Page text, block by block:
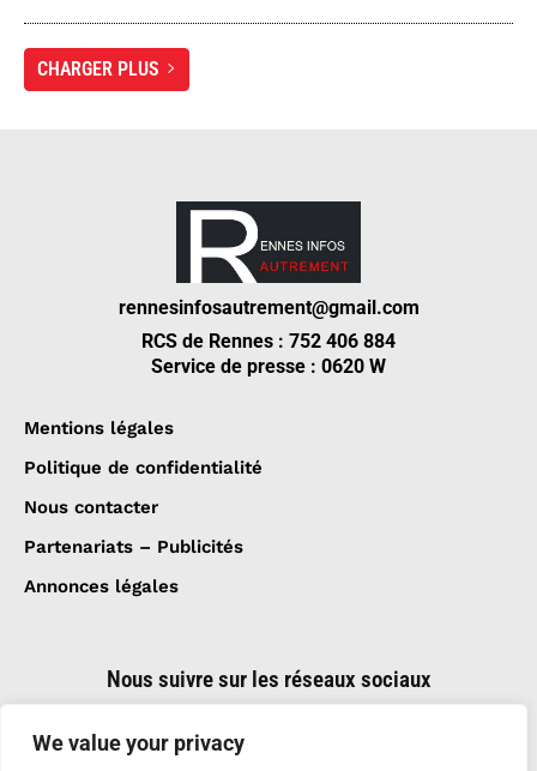
We value your privacy
CHARGER PLUS
rennesinfosautrement@gmail.com
RCS de Rennes : 752 406 884
Service de presse : 0620 W
Mentions légales
Politique de confidentialité
Nous contacter
Partenariats – Publicités
Annonces légales
Nous suivre sur les réseaux sociaux